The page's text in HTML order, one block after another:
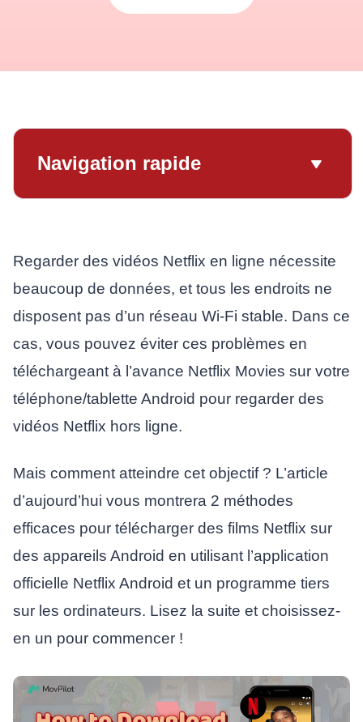
Navigation rapide
Regarder des vidéos Netflix en ligne nécessite
beaucoup de données, et tous les endroits ne
disposent pas d’un réseau Wi-Fi stable. Dans ce
cas, vous pouvez éviter ces problèmes en
téléchargeant à l’avance Netflix Movies sur votre
téléphone/tablette Android pour regarder des
vidéos Netflix hors ligne.
Mais comment atteindre cet objectif ? L’article
d’aujourd’hui vous montrera 2 méthodes
efficaces pour télécharger des films Netflix sur
des appareils Android en utilisant l’application
officielle Netflix Android et un programme tiers
sur les ordinateurs. Lisez la suite et choisissez-
en un pour commencer !